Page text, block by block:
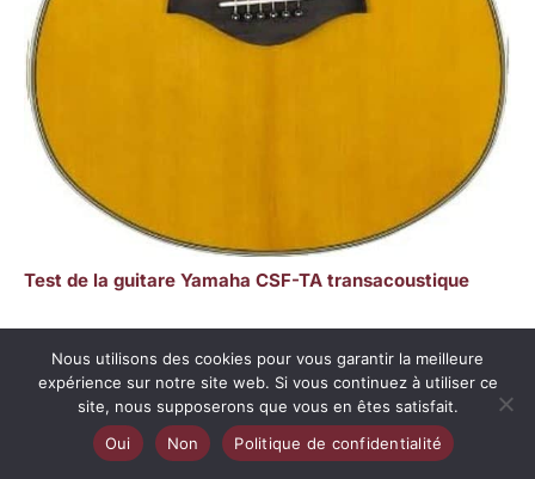
Test de la guitare Yamaha CSF-TA transacoustique
Copyright © 2026 Les cordes créatives
A propos
Contact
Nous utilisons des cookies pour vous garantir la meilleure
expérience sur notre site web. Si vous continuez à utiliser ce
site, nous supposerons que vous en êtes satisfait.
Oui
Non Politique de confidentialité